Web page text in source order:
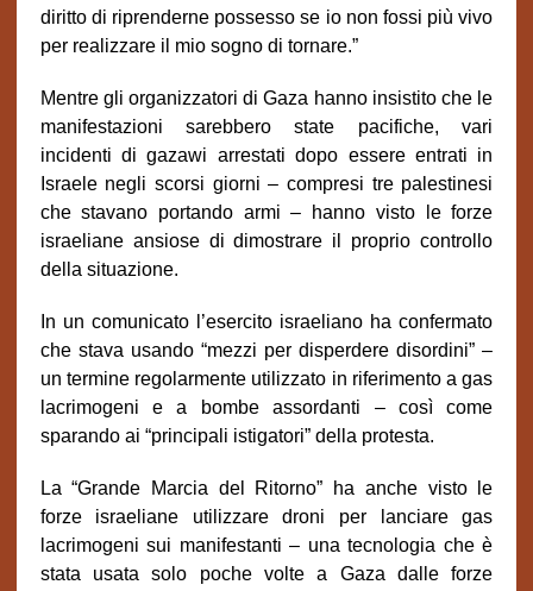
diritto di riprenderne possesso se io non fossi più vivo
per realizzare il mio sogno di tornare.”
Mentre gli organizzatori di Gaza hanno insistito che le
manifestazioni sarebbero state pacifiche, vari
incidenti di gazawi arrestati dopo essere entrati in
Israele negli scorsi giorni – compresi tre palestinesi
che stavano portando armi – hanno visto le forze
israeliane ansiose di dimostrare il proprio controllo
della situazione.
In un comunicato l’esercito israeliano ha confermato
che stava usando “mezzi per disperdere disordini” –
un termine regolarmente utilizzato in riferimento a gas
lacrimogeni e a bombe assordanti – così come
sparando ai “principali istigatori” della protesta.
La “Grande Marcia del Ritorno” ha anche visto le
forze israeliane utilizzare droni per lanciare gas
lacrimogeni sui manifestanti – una tecnologia che è
stata usata solo poche volte a Gaza dalle forze